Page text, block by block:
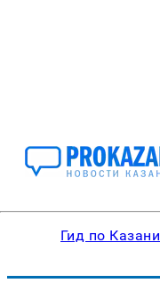
Гид по Казани